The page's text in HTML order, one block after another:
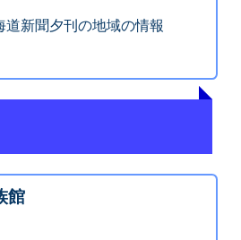
道新聞夕刊の地域の情報
館